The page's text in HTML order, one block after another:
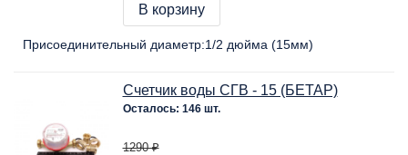
В корзину
Присоединительный диаметр:1/2 дюйма (15мм)
Счетчик воды СГВ - 15 (БЕТАР)
Осталось: 146 шт.
1290 ₽